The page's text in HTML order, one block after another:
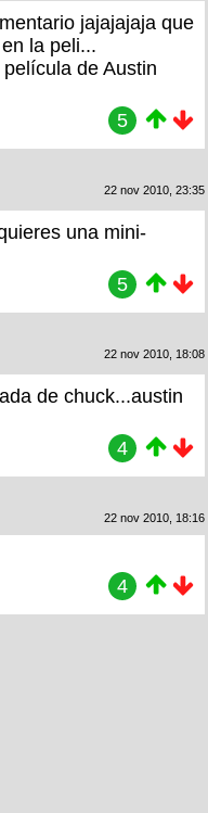
jajajajaja que
la peli...
de Austin
5
22 nov 2010, 23:35
una mini-
5
22 nov 2010, 18:08
de chuck...austin
4
22 nov 2010, 18:16
4